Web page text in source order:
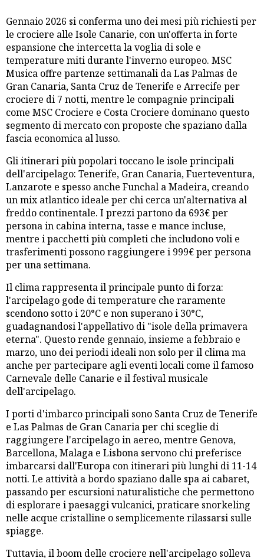
Gennaio 2026 si conferma uno dei mesi più richiesti per
le crociere alle Isole Canarie, con un'offerta in forte
espansione che intercetta la voglia di sole e
temperature miti durante l'inverno europeo. MSC
Musica offre partenze settimanali da Las Palmas de
Gran Canaria, Santa Cruz de Tenerife e Arrecife per
crociere di 7 notti, mentre le compagnie principali
come MSC Crociere e Costa Crociere dominano questo
segmento di mercato con proposte che spaziano dalla
fascia economica al lusso.
Gli itinerari più popolari toccano le isole principali
dell'arcipelago: Tenerife, Gran Canaria, Fuerteventura,
Lanzarote e spesso anche Funchal a Madeira, creando
un mix atlantico ideale per chi cerca un'alternativa al
freddo continentale. I prezzi partono da 693€ per
persona in cabina interna, tasse e mance incluse,
mentre i pacchetti più completi che includono voli e
trasferimenti possono raggiungere i 999€ per persona
per una settimana.
Il clima rappresenta il principale punto di forza:
l'arcipelago gode di temperature che raramente
scendono sotto i 20°C e non superano i 30°C,
guadagnandosi l'appellativo di "isole della primavera
eterna". Questo rende gennaio, insieme a febbraio e
marzo, uno dei periodi ideali non solo per il clima ma
anche per partecipare agli eventi locali come il famoso
Carnevale delle Canarie e il festival musicale
dell'arcipelago.
I porti d'imbarco principali sono Santa Cruz de Tenerife
e Las Palmas de Gran Canaria per chi sceglie di
raggiungere l'arcipelago in aereo, mentre Genova,
Barcellona, Malaga e Lisbona servono chi preferisce
imbarcarsi dall'Europa con itinerari più lunghi di 11-14
notti. Le attività a bordo spaziano dalle spa ai cabaret,
passando per escursioni naturalistiche che permettono
di esplorare i paesaggi vulcanici, praticare snorkeling
nelle acque cristalline o semplicemente rilassarsi sulle
spiagge.
Tuttavia, il boom delle crociere nell'arcipelago solleva